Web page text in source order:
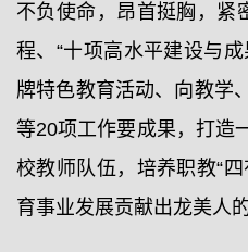
不负使命，昂首挺胸，紧
程、“十项高水平建设与
牌特色教育活动、向教学
等20项工作要成果，打造
校教师队伍，培养职教“
育事业发展贡献出龙美人